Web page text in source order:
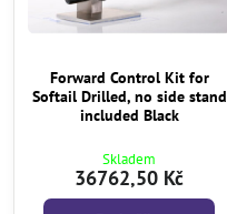
Forward Control Kit for
Softail Drilled, no side stand
included Black
Skladem
36762,50 Kč